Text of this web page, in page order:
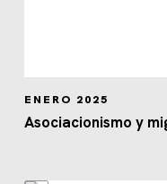
ENERO 2025
Asociacionismo y